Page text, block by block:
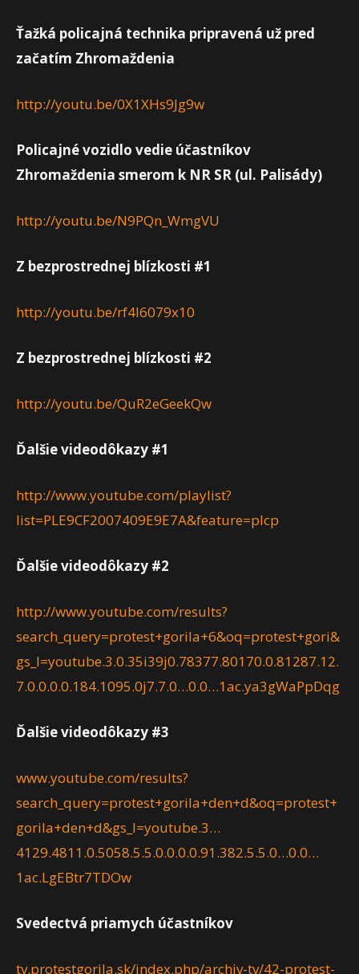
Ťažká policajná technika pripravená už pred
začatím Zhromaždenia
http://youtu.be/0X1XHs9Jg9w
Policajné vozidlo vedie účastníkov
Zhromaždenia smerom k NR SR (ul. Palisády)
http://youtu.be/N9PQn_WmgVU
Z bezprostrednej blízkosti #1
http://youtu.be/rf4I6079x10
Z bezprostrednej blízkosti #2
http://youtu.be/QuR2eGeekQw
Ďalšie videodôkazy #1
http://www.youtube.com/playlist?
list=PLE9CF2007409E9E7A&feature=plcp
Ďalšie videodôkazy #2
http://www.youtube.com/results?
search_query=protest+gorila+6&oq=protest+gori&
gs_l=youtube.3.0.35i39j0.78377.80170.0.81287.12.
7.0.0.0.0.184.1095.0j7.7.0…0.0…1ac.ya3gWaPpDqg
Ďalšie videodôkazy #3
www.youtube.com/results?
search_query=protest+gorila+den+d&oq=protest+
gorila+den+d&gs_l=youtube.3…
4129.4811.0.5058.5.5.0.0.0.0.91.382.5.5.0…0.0…
1ac.LgEBtr7TDOw
Svedectvá priamych účastníkov
tv.protestgorila.sk/index.php/archiv-tv/42-protest-